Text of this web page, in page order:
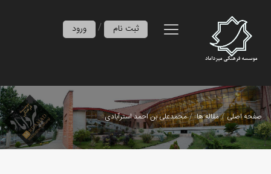
ورود / ثبت نام
صفحه اصلی مقاله ها محمدعلی بن احمد استرآبادی